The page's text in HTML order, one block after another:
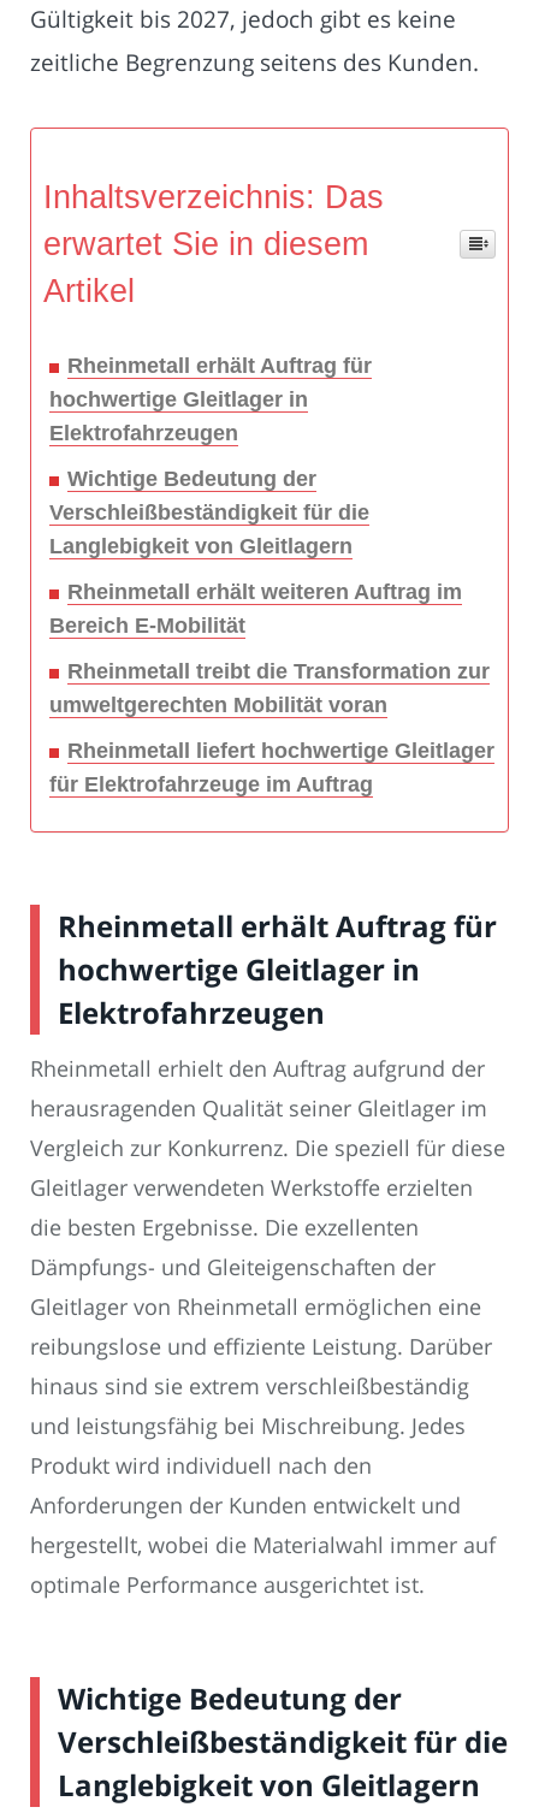
Gültigkeit bis 2027, jedoch gibt es keine
zeitliche Begrenzung seitens des Kunden.
Inhaltsverzeichnis: Das
erwartet Sie in diesem
Artikel
Rheinmetall erhält Auftrag für
hochwertige Gleitlager in
Elektrofahrzeugen
Wichtige Bedeutung der
Verschleißbeständigkeit für die
Langlebigkeit von Gleitlagern
Rheinmetall erhält weiteren Auftrag im
Bereich E-Mobilität
Rheinmetall treibt die Transformation zur
umweltgerechten Mobilität voran
Rheinmetall liefert hochwertige Gleitlager
für Elektrofahrzeuge im Auftrag
Rheinmetall erhält Auftrag für
hochwertige Gleitlager in
Elektrofahrzeugen
Rheinmetall erhielt den Auftrag aufgrund der
herausragenden Qualität seiner Gleitlager im
Vergleich zur Konkurrenz. Die speziell für diese
Gleitlager verwendeten Werkstoffe erzielten
die besten Ergebnisse. Die exzellenten
Dämpfungs- und Gleiteigenschaften der
Gleitlager von Rheinmetall ermöglichen eine
reibungslose und effiziente Leistung. Darüber
hinaus sind sie extrem verschleißbeständig
und leistungsfähig bei Mischreibung. Jedes
Produkt wird individuell nach den
Anforderungen der Kunden entwickelt und
hergestellt, wobei die Materialwahl immer auf
optimale Performance ausgerichtet ist.
Wichtige Bedeutung der
Verschleißbeständigkeit für die
Langlebigkeit von Gleitlagern